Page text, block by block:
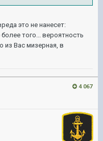
это не нанесет:
того... вероятность
из Вас мизерная, в
4 067